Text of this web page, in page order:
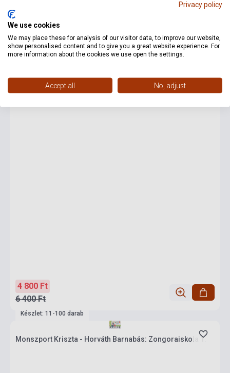
5 950 Ft
Készlet: 1-10 darab
4 800 Ft
6 400 Ft
Készlet: 11-100 darab
Monszport Kriszta - Horváth Barnabás: Zongoraiskola 1.
Privacy policy
We use cookies
We may place these for analysis of our visitor data, to improve our website,
show personalised content and to give you a great website experience. For
more information about the cookies we use open the settings.
Accept all No, adjust